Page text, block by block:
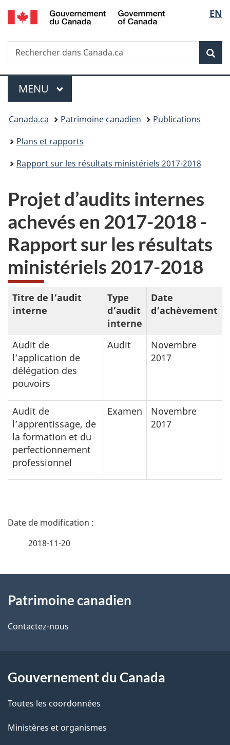
Passer
au
principal
Passer
à
Au
du
Passer
à
version
simplifiée
de
la
EN
Recherche
Rechercher
dans
Menu
MENU PRINCIPAL
Vous
êtes
ici :
Canada.ca Patrimoine canadien
Publications
Plans et rapports
Rapport sur les résultats ministériels 2017-2018
Projet d’audits internes
achevés en 2017-2018 -
Rapport sur les résultats
ministériels 2017-2018
Titre de l’audit
interne
Type
d’audit
interne
Date
d’achèvement
Audit de
l’application de
délégation des
pouvoirs
Audit
Novembre
2017
Audit de
l’apprentissage, de
la formation et du
perfectionnement
professionnel
Examen
Novembre
2017
D
i
l
d
e
2018-11-20
propos
de
site
Patrimoine canadien
Contactez-nous
Gouvernement du Canada
Toutes les coordonnées
Ministères et organismes